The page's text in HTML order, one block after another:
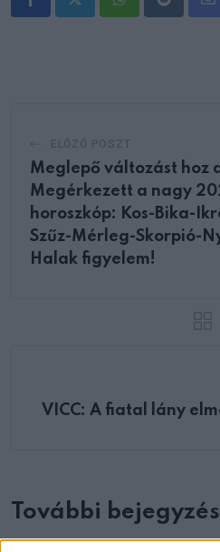
WhatsappReddit
Meglepő változást hoz
Megérkezett a nagy
horoszkóp: Kos-Bika-
Szűz-Mérleg-Skorpió-
Halak figyelem!
VICC: A fiatal lány
További